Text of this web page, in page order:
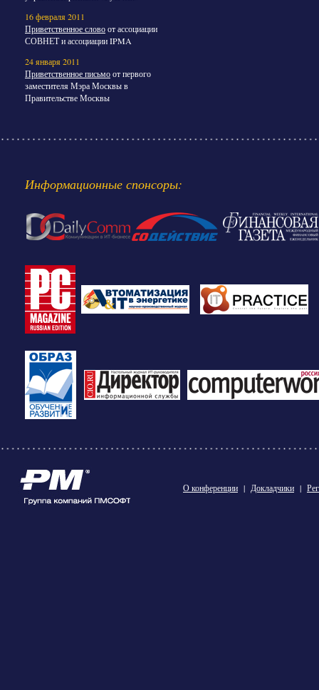
16 февраля 2011
Приветственное словоот ассоциации
СОВНЕТ и ассоциации IPMA
24 января 2011
Приветственное письмоот первого
заместителя Мэра Москвы в
Правительстве Москвы
Информационные спонсоры:
О конференции | Докладчики |